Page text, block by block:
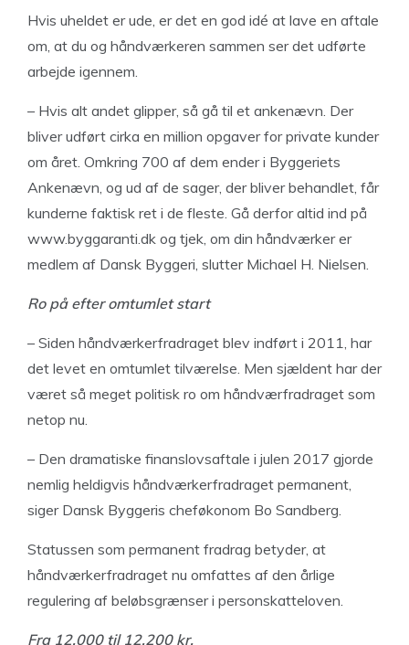
Hvis uheldet er ude, er det en god idé at lave en aftale
om, at du og håndværkeren sammen ser det udførte
arbejde igennem.
– Hvis alt andet glipper, så gå til et ankenævn. Der
bliver udført cirka en million opgaver for private kunder
om året. Omkring 700 af dem ender i Byggeriets
Ankenævn, og ud af de sager, der bliver behandlet, får
kunderne faktisk ret i de fleste. Gå derfor altid ind på
www.byggaranti.dk og tjek, om din håndværker er
medlem af Dansk Byggeri, slutter Michael H. Nielsen.
Ro på efter omtumlet start
– Siden håndværkerfradraget blev indført i 2011, har
det levet en omtumlet tilværelse. Men sjældent har der
været så meget politisk ro om håndværfradraget som
netop nu.
– Den dramatiske finanslovsaftale i julen 2017 gjorde
nemlig heldigvis håndværkerfradraget permanent,
siger Dansk Byggeris cheføkonom Bo Sandberg.
Statussen som permanent fradrag betyder, at
håndværkerfradraget nu omfattes af den årlige
regulering af beløbsgrænser i personskatteloven.
Fra 12.000 til 12.200 kr.